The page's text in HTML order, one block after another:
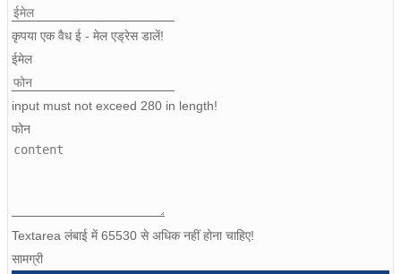
कृपया एक वैध ई - मेल एड्रेस डालें!
ईमेल
input must not exceed 280 in length!
फोन
Textarea लंबाई में 65530 से अधिक नहीं होना चाहिए!
सामग्री